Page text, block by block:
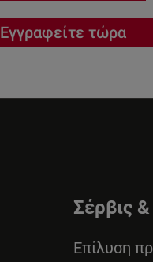
Εγγραφείτε τώρα
Σέρβις
Επίλυση